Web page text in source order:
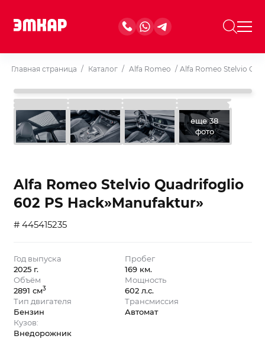
Главная страница / Каталог / Alfa Romeo / Alfa Romeo Stelvio
еще 38
фото
Alfa Romeo Stelvio Quadrifoglio
602 PS Hack»Manufaktur»
# 445415235
Год выпуска
2025 г.
Пробег
169 км.
Объём
2891 см3
Мощность
602 л.с.
Тип двигателя
Бензин
Трансмиссия
Автомат
Кузов:
Внедорожник